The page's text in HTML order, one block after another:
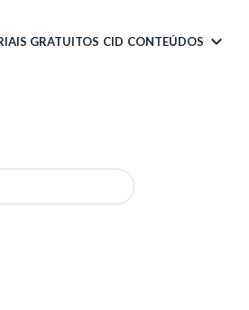
GRATUITOS CID CONTEÚDOS